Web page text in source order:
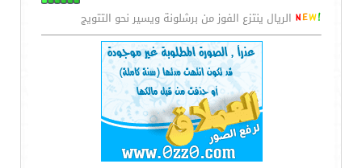
الريال ينتزع الفوز من برشلونة ويسير نحو التتويج